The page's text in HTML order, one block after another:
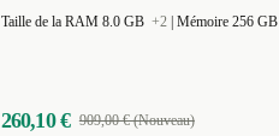
Taille de la RAM 8.0 GB +2 Mémoire 256 GB
260,10 € 909,00 € (Nouveau)